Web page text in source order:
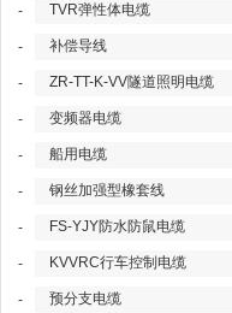
- TVR弹性体电缆
- 补偿导线
- ZR-TT-K-VV隧道照明电缆
- 变频器电缆
- 船用电缆
- 钢丝加强型橡套线
- FS-YJY防水防鼠电缆
- KVVRC行车控制电缆
- 预分支电缆